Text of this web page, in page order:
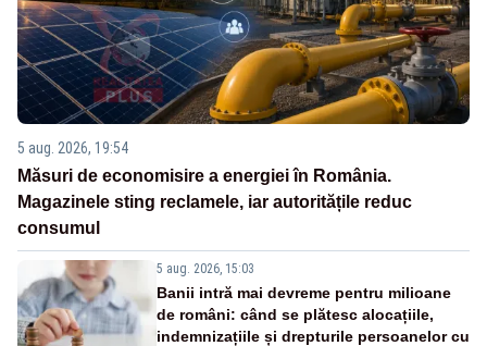
5 aug. 2026, 19:54
Măsuri de economisire a energiei în România.
Magazinele sting reclamele, iar autoritățile reduc
consumul
5 aug. 2026, 15:03
Banii intră mai devreme pentru milioane
de români: când se plătesc alocațiile,
indemnizațiile și drepturile persoanelor cu